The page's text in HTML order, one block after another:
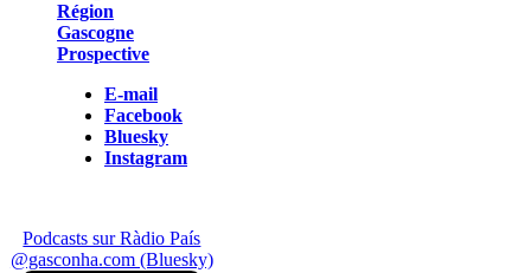
Région
Gascogne
Prospective
E-mail
Facebook
Bluesky
Instagram
Podcasts sur Ràdio País
@gasconha.com (Bluesky)